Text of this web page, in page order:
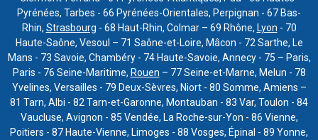
Pyrénées, Tarbes - 66 Pyrénées-Orientales, Perpignan - 67 Bas-
Rhin, Strasbourg - 68 Haut-Rhin, Colmar – 69 Rhône, Lyon - 70
Haute-Saône, Vesoul – 71 Saône-et-Loire, Mâcon - 72 Sarthe, Le
Mans - 73 Savoie, Chambéry - 74 Haute-Savoie, Annecy - 75 – Paris,
Paris - 76 Seine-Maritime, Rouen – 77 Seine-et-Marne, Melun - 78
Yvelines, Versailles - 79 Deux-Sèvres, Niort - 80 Somme, Amiens –
81 Tarn, Albi - 82 Tarn-et-Garonne, Montauban - 83 Var, Toulon - 84
Vaucluse, Avignon - 85 Vendée, La Roche-sur-Yon - 86 Vienne,
Poitiers - 87 Haute-Vienne, Limoges - 88 Vosges, Épinal - 89 Yonne,